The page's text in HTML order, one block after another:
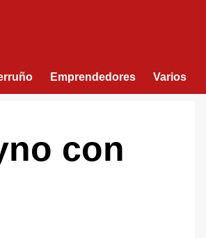
Emprendedores Varios
con